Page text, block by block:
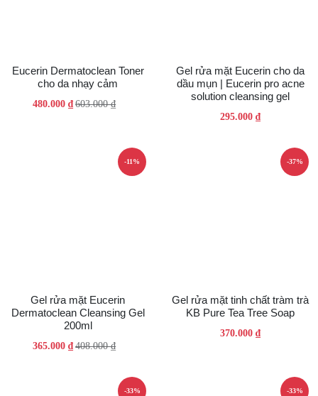
Eucerin Dermatoclean Toner
cho da nhạy cảm
603.000₫
Giá
480.000 ₫ Giá
480.000 ₫.
Gel rửa mặt Eucerin cho da
dầu mụn | Eucerin pro acne
solution cleansing gel
295.000 ₫
-11%
Gel rửa mặt Eucerin
Dermatoclean Cleansing Gel
200ml
408.000₫
Giá
408.000 ₫.
365.000 ₫ Giá
-37%
Gel rửa mặt tinh chất tràm trà
KB Pure Tea Tree Soap
370.000 ₫
-33% -33%